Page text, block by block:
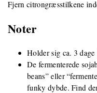
Fjern citrongræsstilkene
Noter
Holder sig ca. 3
De fermenterede
beans” eller
funky dybde. Find